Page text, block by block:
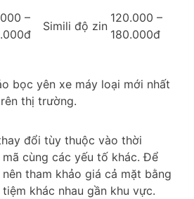
–
Simili độ zin
120.000 –
180.000đ
bọc yên xe máy loại mới nhất
thị trường.
đổi tùy thuộc vào thời
cùng các yếu tố khác. Để
tham khảo giá cả mặt bằng
khác nhau gần khu vực.